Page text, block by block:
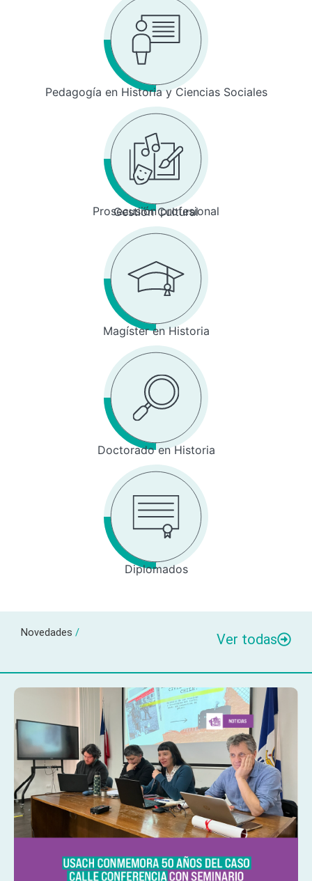
Pedagogía en Historia y Ciencias Sociales
Prosecusión profesional
Gestión Cultural
Magíster en Historia
Doctorado en Historia
Diplomados
Novedades / Ver todas